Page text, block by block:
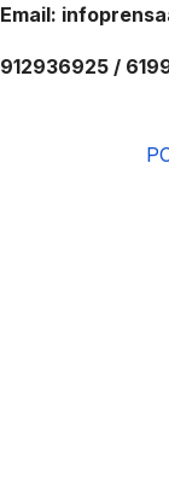
Email:
912936925 /